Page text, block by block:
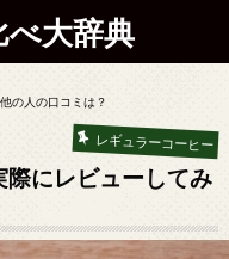
べ大辞典
の人の口コミは？
レギュラーコーヒー
際にレビューしてみ